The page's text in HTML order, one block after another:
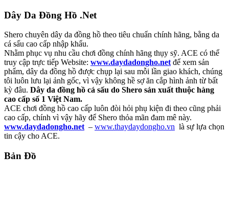
Dây Da Đồng Hồ .Net
Shero chuyên dây da đồng hồ theo tiêu chuẩn chính hãng, bằng da
cá sấu cao cấp nhập khẩu.
Nhằm phục vụ nhu cầu chơi đồng chính hãng thụy sỹ. ACE có thể
truy cập trực tiếp Website: www.daydadongho.net để xem sản
phẩm, dây da đồng hồ được chụp lại sau mỗi lần giao khách, chúng
tôi luôn lưu lại ảnh gốc, vì vậy không hề sợ ăn cắp hình ảnh từ bất
kỳ đâu. Dây da đồng hồ cá sấu do Shero sản xuất thuộc hàng
cao cấp số 1 Việt Nam.
ACE chơi đồng hồ cao cấp luôn đòi hỏi phụ kiện đi theo cũng phải
cao cấp, chính vì vậy hãy để Shero thỏa mãn đam mê này.
www.daydadongho.net – www.thaydaydongho.vn là sự lựa chọn
tin cậy cho ACE.
Bản Đồ